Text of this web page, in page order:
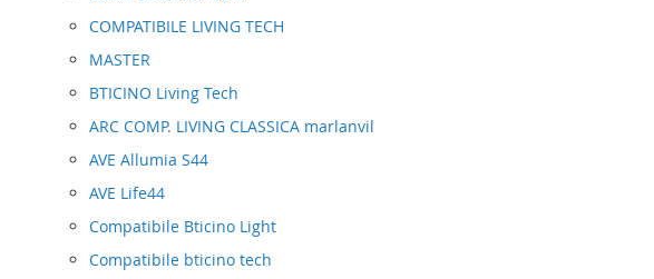
COMPATIBILE LIVING TECH
MASTER
BTICINO Living Tech
ARC COMP. LIVING CLASSICA marlanvil
AVE Allumia S44
AVE Life44
Compatibile Bticino Light
Compatibile bticino tech